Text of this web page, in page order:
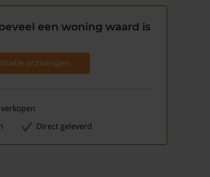
een woning waard is
ontvangen
Direct geleverd